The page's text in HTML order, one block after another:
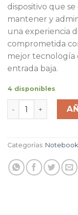
dispositivo que
mantener y
una experiencia
comprometida
mejor tecnología
entrada baja.
4 disponibles
Notebook
Categorías: